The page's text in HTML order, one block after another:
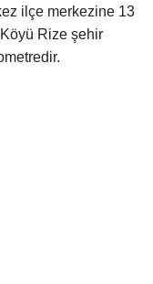
ilçe merkezine 13
Köyü Rize şehir